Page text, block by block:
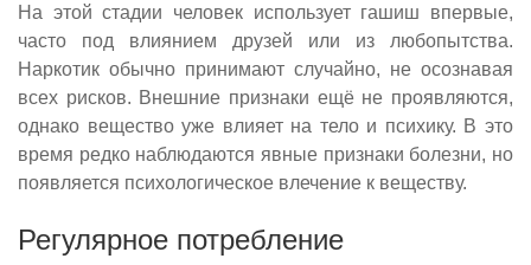
На этой стадии человек использует гашиш впервые,
часто под влиянием друзей или из любопытства.
Наркотик обычно принимают случайно, не осознавая
всех рисков. Внешние признаки ещё не проявляются,
однако вещество уже влияет на тело и психику. В это
время редко наблюдаются явные признаки болезни, но
появляется психологическое влечение к веществу.
Регулярное потребление